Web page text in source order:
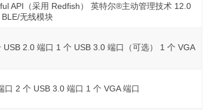
API（采用 Redfish） 英特尔®主动管理技术 12.0
无线模块
2.0 端口 1 个 USB 3.0 端口（可选） 1 个 VGA
2 个 USB 3.0 端口 1 个 VGA 端口